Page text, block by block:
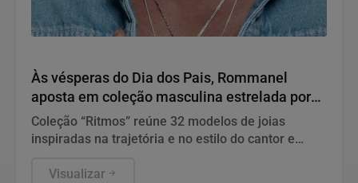
Às vésperas do Dia dos Pais, Rommanel
aposta em coleção masculina estrelada por
Thiaguinho
Coleção “Ritmos” reúne 32 modelos de joias
inspiradas na trajetória e no estilo do cantor e
masculino
Visualizar